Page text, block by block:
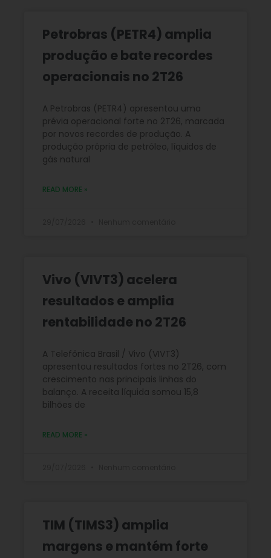
Petrobras (PETR4) amplia
produção e bate recordes
operacionais no 2T26
A Petrobras (PETR4) apresentou uma
prévia operacional forte no 2T26, marcada
por novos recordes de produção. A
produção própria de petróleo, líquidos de
gás natural
READ MORE »
Vivo (VIVT3) acelera
resultados e amplia
rentabilidade no 2T26
A Telefônica Brasil / Vivo (VIVT3)
apresentou resultados fortes no 2T26, com
crescimento nas principais linhas do
balanço. A receita líquida somou 15,8
bilhões de
READ MORE »
TIM (TIMS3) amplia
margens e mantém forte